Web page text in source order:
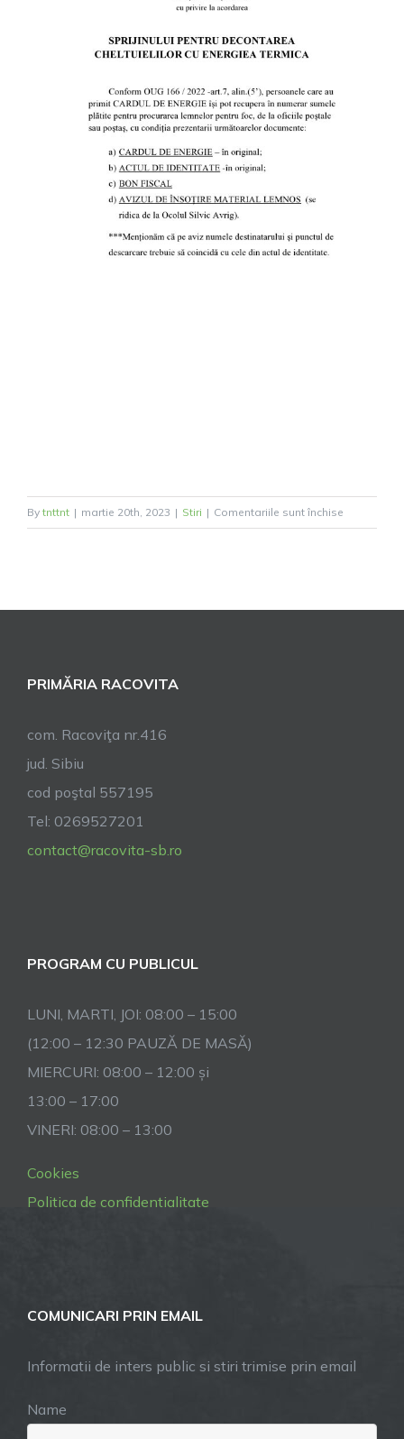
By tnttnt | martie 20th, 2023 | Stiri | Comentariile sunt închise
PRIMĂRIA RACOVITA
com. Racoviţa nr.416
jud. Sibiu
cod poştal 557195
Tel: 0269527201
contact@racovita-sb.ro
PROGRAM CU PUBLICUL
LUNI, MARTI, JOI: 08:00 – 15:00
(12:00 – 12:30 PAUZĂ DE MASĂ)
MIERCURI: 08:00 – 12:00 și
13:00 – 17:00
VINERI: 08:00 – 13:00
Cookies
Politica de confidentialitate
COMUNICARI PRIN EMAIL
Informatii de inters public si stiri trimise prin email
Name